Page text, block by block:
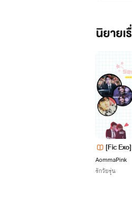
"หึ..กู
น้ำนิ่ง
นิยายเ
[Fic
m ฉันชอ
ยข้างห้อง
AommaPink
รักวัยรุ่น